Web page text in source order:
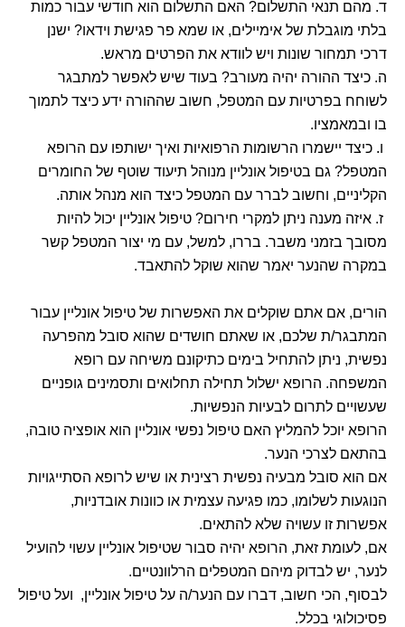
ד. מהם תנאי התשלום? האם התשלום הוא חודשי עבור כמות
בלתי מוגבלת של אימיילים, או שמא פר פגישת וידאו? ישנן
דרכי תמחור שונות ויש לוודא את הפרטים מראש.
ה. כיצד ההורה יהיה מעורב? בעוד שיש לאפשר למתבגר
לשוחח בפרטיות עם המטפל, חשוב שההורה ידע כיצד לתמוך
בו ובמאמציו.
ו. כיצד יישמרו הרשומות הרפואיות ואיך ישותפו עם הרופא
המטפל? גם בטיפול אונליין מנוהל תיעוד שוטף של החומרים
הקליניים, וחשוב לברר עם המטפל כיצד הוא מנהל אותה.
ז. איזה מענה ניתן למקרי חירום? טיפול אונליין יכול להיות
מסובך בזמני משבר. בררו, למשל, עם מי יצור המטפל קשר
במקרה שהנער יאמר שהוא שוקל להתאבד.
הורים, אם אתם שוקלים את האפשרות של טיפול אונליין עבור
המתבגר/ת שלכם, או שאתם חושדים שהוא סובל מהפרעה
נפשית, ניתן להתחיל בימים כתיקונם משיחה עם רופא
המשפחה. הרופא ישלול תחילה תחלואים ותסמינים גופניים
שעשויים לתרום לבעיות הנפשיות.
הרופא יוכל להמליץ האם טיפול נפשי אונליין הוא אופציה טובה,
בהתאם לצרכי הנער.
אם הוא סובל מבעיה נפשית רצינית או שיש לרופא הסתייגויות
הנוגעות לשלומו, כמו פגיעה עצמית או כוונות אובדניות,
אפשרות זו עשויה שלא להתאים.
אם, לעומת זאת, הרופא יהיה סבור שטיפול אונליין עשוי להועיל
לנער, יש לבדוק מיהם המטפלים הרלוונטיים.
לבסוף, הכי חשוב, דברו עם הנער/ה על טיפול אונליין, ועל טיפול
פסיכולוגי בכלל.